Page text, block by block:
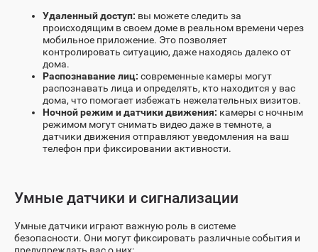
Удаленный доступ: вы можете следить за
происходящим в своем доме в реальном времени через
мобильное приложение. Это позволяет
контролировать ситуацию, даже находясь далеко от
дома.
Распознавание лиц: современные камеры могут
распознавать лица и определять, кто находится у вас
дома, что помогает избежать нежелательных визитов.
Ночной режим и датчики движения: камеры с ночным
режимом могут снимать видео даже в темноте, а
датчики движения отправляют уведомления на ваш
телефон при фиксировании активности.
Умные датчики и сигнализации
Умные датчики играют важную роль в системе
безопасности. Они могут фиксировать различные события и
предупреждать вас о них: